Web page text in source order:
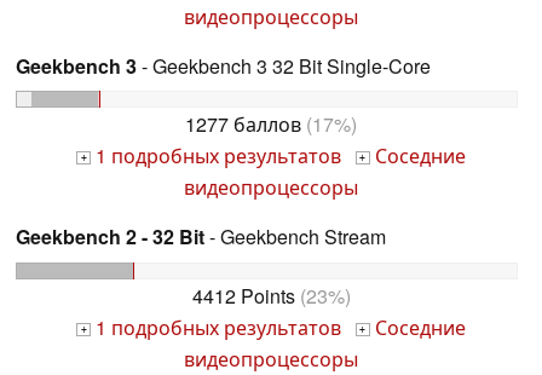
видеопроцессоры
Geekbench 3- Geekbench 3 32 Bit Single-Core
1277 баллов (17%)
+ 1 подробных результатов + Соседние
видеопроцессоры
Geekbench 2 - 32 Bit- Geekbench Stream
4412 Points(23%)
+ 1 подробных результатов + Соседние
видеопроцессоры